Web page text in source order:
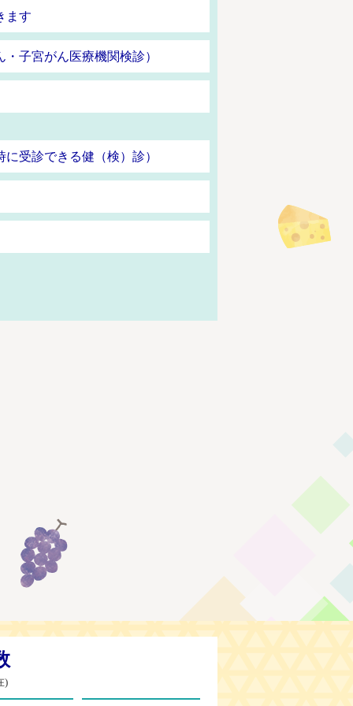
ます
子宮がん医療機関検診）
受診できる健（検）診）